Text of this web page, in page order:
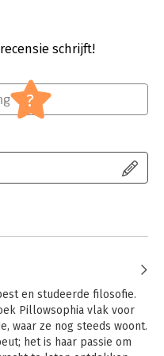
effectiviteit
schrijft!
?
en studeerde filosofie.
Pillowsophia vlak voor
waar ze nog steeds woont.
het is haar passie om